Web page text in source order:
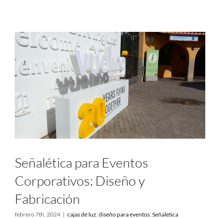
Blog
Contacto
Tienda online
Señalética para Eventos
Corporativos: Diseño y
Fabricación
febrero 7th, 2024 | cajas de luz, diseño para eventos, Señaletica